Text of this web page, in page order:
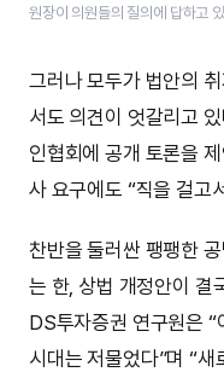
원장이 의원들의 질의에 답하고
그러나 모두가 법안의
서도 의견이 엇갈리고
인협회에 공개 토론을
사 요구에도 “직을 걸고
찬반을 둘러싼 팽팽한
는 한, 상법 개정안이 결
DS투자증권 연구원은 “
시대는 저물었다”며 “